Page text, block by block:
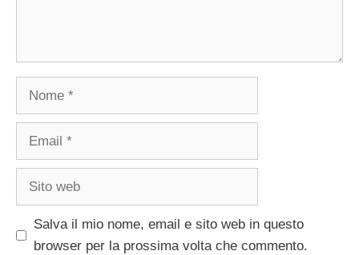
Nome
Email
Sito
Salva il mio nome, email e sito web in questo
browser per la prossima volta che commento.